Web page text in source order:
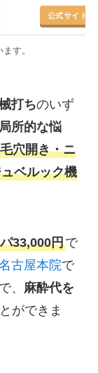
公式サイト
す。
打ちのいず
所的な悩
毛穴開き・ニ
ベルック機
33,000円で
古屋本院で
、 麻酔代を
ができま